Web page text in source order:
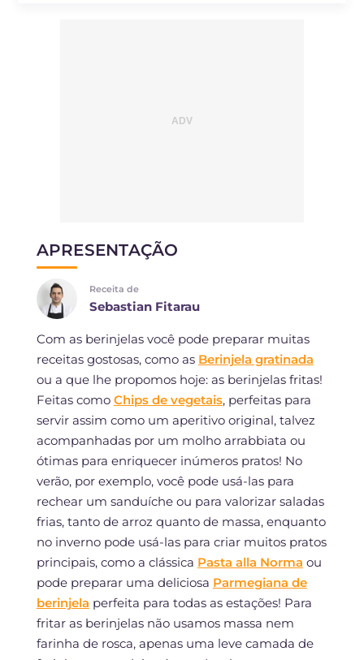
APRESENTAÇÃO
Receita de
Sebastian Fitarau
Com as berinjelas você pode preparar muitas
receitas gostosas, como as Berinjela gratinada
ou a que lhe propomos hoje: as berinjelas fritas!
Feitas como Chips de vegetais, perfeitas para
servir assim como um aperitivo original, talvez
acompanhadas por um molho arrabbiata ou
ótimas para enriquecer inúmeros pratos! No
verão, por exemplo, você pode usá-las para
rechear um sanduíche ou para valorizar saladas
frias, tanto de arroz quanto de massa, enquanto
no inverno pode usá-las para criar muitos pratos
principais, como a clássica Pasta alla Norma ou
pode preparar uma deliciosa Parmegiana de
berinjela perfeita para todas as estações! Para
fritar as berinjelas não usamos massa nem
farinha de rosca, apenas uma leve camada de